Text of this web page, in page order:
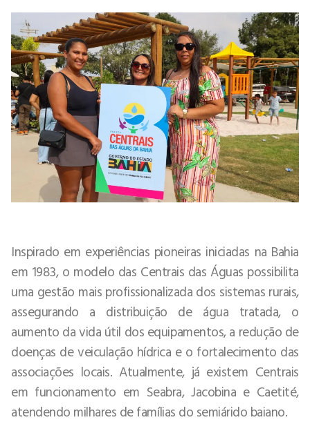
Inspirado em experiências pioneiras iniciadas na Bahia
em 1983, o modelo das Centrais das Águas possibilita
uma gestão mais profissionalizada dos sistemas rurais,
assegurando a distribuição de água tratada, o
aumento da vida útil dos equipamentos, a redução de
doenças de veiculação hídrica e o fortalecimento das
associações locais. Atualmente, já existem Centrais
em funcionamento em Seabra, Jacobina e Caetité,
atendendo milhares de famílias do semiárido baiano.